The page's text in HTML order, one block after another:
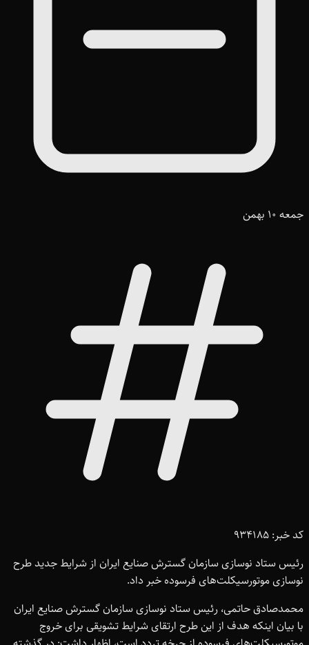
جمعه 10 بهمن
کد خبر: 934185
رئیس ستاد نوسازی سازمان گسترش صنایع ایران از شرایط جدید طرح
نوسازی موتورسیکلت‌های فرسوده خبر داد.
محمدصادق حاتمی، رئیس ستاد نوسازی سازمان گسترش صنایع ایران
با بیان اینکه هدف از این طرح ارتقای شرایط تشویقی برای خروج